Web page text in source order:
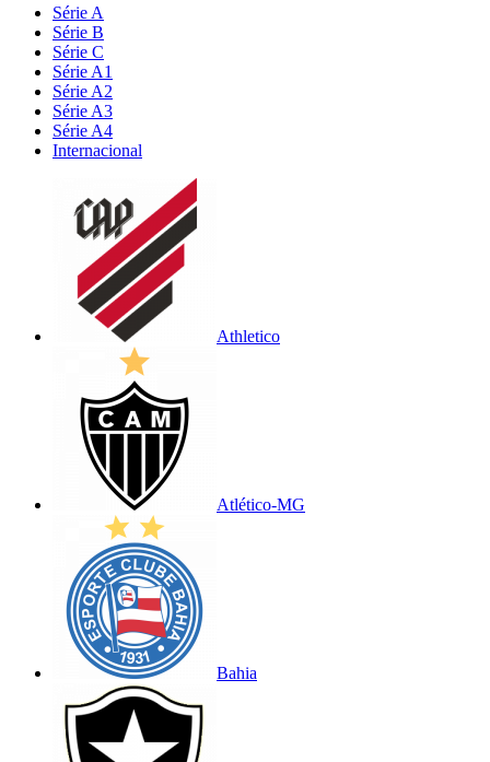
Série A
Série B
Série C
Série A1
Série A2
Série A3
Série A4
Internacional
Athletico
Atlético-MG
Bahia